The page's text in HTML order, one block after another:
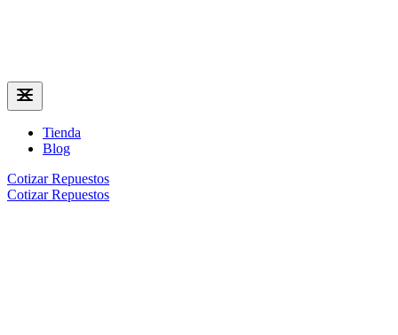
Tienda
Blog
Cotizar Repuestos
Cotizar Repuestos